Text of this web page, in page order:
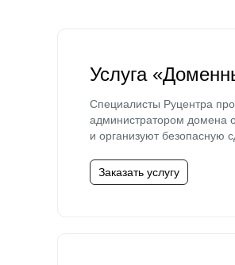
Услуга
Специалисты Руцентра
администратором домена
и организуют безопасную
Заказать услугу